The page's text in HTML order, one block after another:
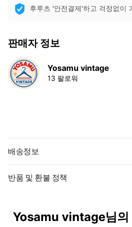
후루츠 '안전결제'하고 걱정없이
판매자 정보
Yosamu vintage
13 팔로워
배송정보
반품 및 환불 정책
Yosamu vintage님의